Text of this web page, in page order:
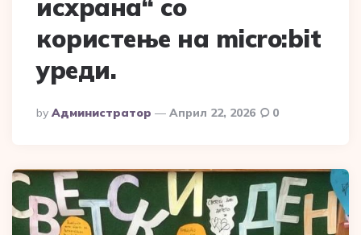
исхрана“ со
користење на micro:bit
уреди.
Posted
By
By Администратор Април 22, 2026 0